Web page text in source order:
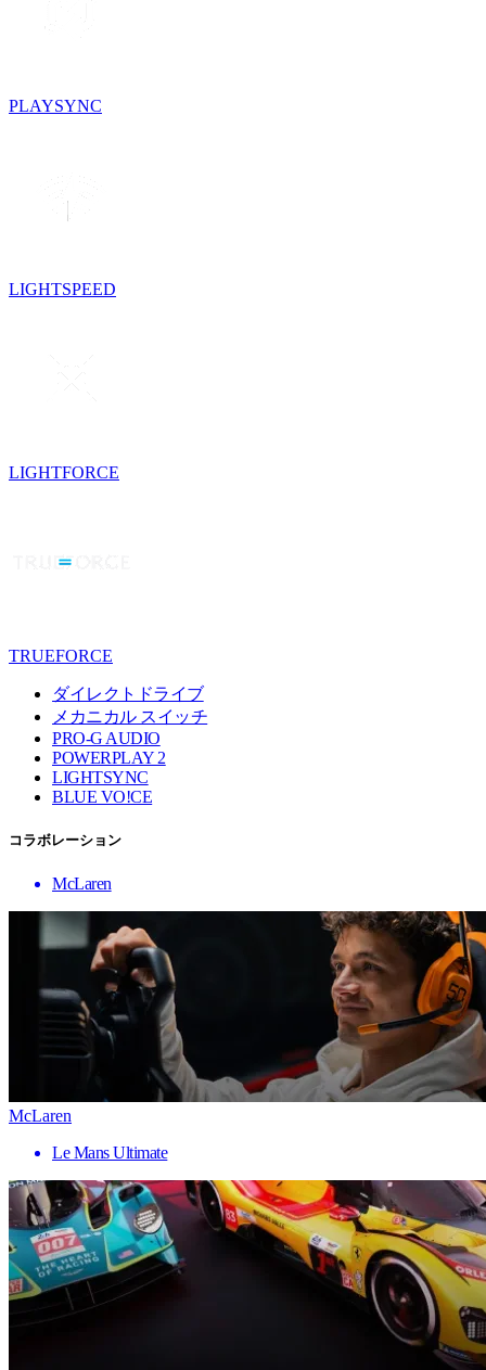
PLAYSYNC
LIGHTSPEED
LIGHTFORCE
TRUEFORCE
ダイレクトドライブ
メカニカル スイッチ
PRO-G AUDIO
POWERPLAY 2
LIGHTSYNC
BLUE VO!CE
コラボレーション
McLaren
McLaren
Le Mans Ultimate